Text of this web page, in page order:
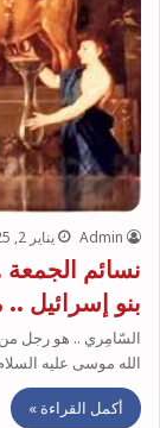
Admin يناير 2, 2025
نسائم
بنو إسرائيل
السّامِري .. هو رجل
الله موسى عليه
أكمل القراءة »